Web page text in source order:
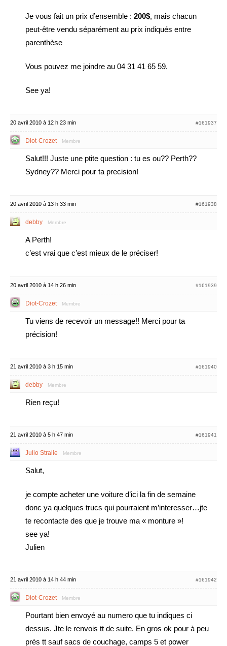
Je vous fait un prix d’ensemble : 200$, mais chacun
peut-être vendu séparément au prix indiqués entre
parenthèse
Vous pouvez me joindre au 04 31 41 65 59.
See ya!
20 avril 2010 à 12 h 23 min #161937
Diot-Crozet Membre
Salut!!! Juste une ptite question : tu es ou?? Perth??
Sydney?? Merci pour ta precision!
20 avril 2010 à 13 h 33 min #161938
debby Membre
A Perth!
c’est vrai que c’est mieux de le préciser!
20 avril 2010 à 14 h 26 min #161939
Diot-Crozet Membre
Tu viens de recevoir un message!! Merci pour ta
précision!
21 avril 2010 à 3 h 15 min #161940
debby Membre
Rien reçu!
21 avril 2010 à 5 h 47 min #161941
Julio Stralie Membre
Salut,
je compte acheter une voiture d’ici la fin de semaine
donc ya quelques trucs qui pourraient m’interesser…jte
te recontacte des que je trouve ma « monture »!
see ya!
Julien
21 avril 2010 à 14 h 44 min #161942
Diot-Crozet Membre
Pourtant bien envoyé au numero que tu indiques ci
dessus. Jte le renvois tt de suite. En gros ok pour à peu
près tt sauf sacs de couchage, camps 5 et power